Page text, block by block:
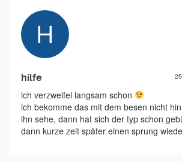
hilfe
ich verzweifel langsam schon
ich bekomme das mit dem besen nicht
ihn sehe, dann hat sich der typ schon
dann kurze zeit später einen sprung